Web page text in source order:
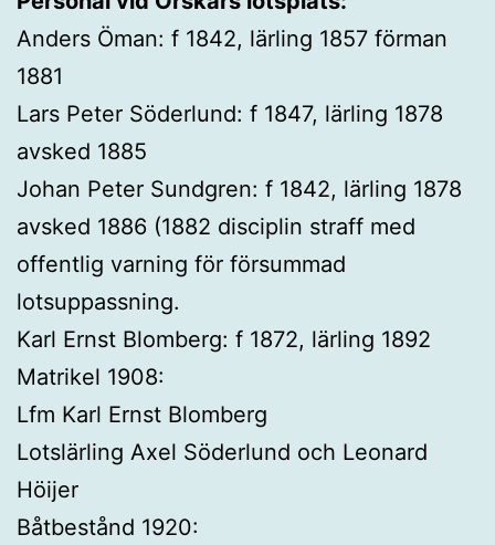
Anders Öman: f 1842, lärling 1857 förman
1881
Lars Peter Söderlund: f 1847, lärling 1878
avsked 1885
Johan Peter Sundgren: f 1842, lärling 1878
avsked 1886 (1882 disciplin straff med
offentlig varning för försummad
lotsuppassning.
Karl Ernst Blomberg: f 1872, lärling 1892
Matrikel 1908:
Lfm Karl Ernst Blomberg
Lotslärling Axel Söderlund och Leonard
Höijer
Båtbestånd 1920: